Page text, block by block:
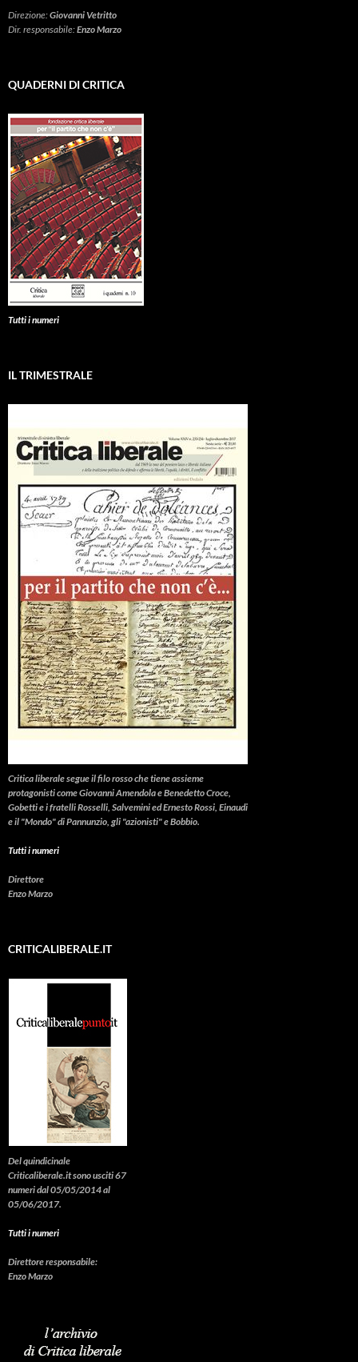
Direzione:Giovanni Vetritto
Dir. responsabile:Enzo Marzo
QUADERNI DI CRITICA
Tutti i numeri
IL TRIMESTRALE
Critica liberalesegue il filo rosso che tiene assieme
protagonisti come Giovanni Amendola e Benedetto Croce,
Gobetti e i fratelli Rosselli, Salvemini ed Ernesto Rossi, Einaudi
e il "Mondo" di Pannunzio, gli "azionisti" e Bobbio.
Tutti i numeri
Direttore
Enzo Marzo
CRITICALIBERALE.IT
Del quindicinale
Criticaliberale.it sono usciti 67
numeri dal 05/05/2014 al
05/06/2017.
Tutti i numeri
Direttore responsabile:
Enzo Marzo